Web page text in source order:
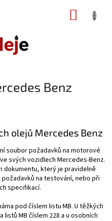
Benz
olejů Mercedes Benz
soubor požadavků na motorové
svých vozidlech Mercedes-Benz.
dokumentu, který je pravidelně
na testování, nebo při
specifikací.
pod číslem listu MB. U těžkých
MB číslem 228 a u osobních